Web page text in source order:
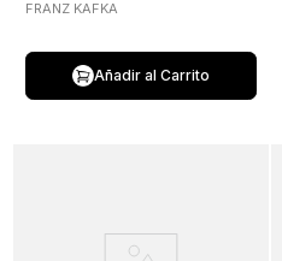
FRANZ KAFKA
Añadir al Carrito